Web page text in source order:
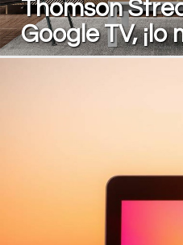
Thomson
Google TV,